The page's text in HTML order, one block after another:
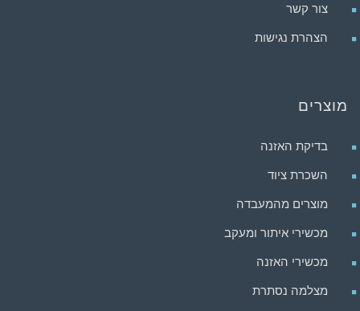
צור קשר
הצהרת נגישות
מוצרים
בדיקת האזנה
השכרת ציוד
מוצרים מהמעבדה
מכשירי איתור ומעקב
מכשירי האזנה
מצלמה נסתרת